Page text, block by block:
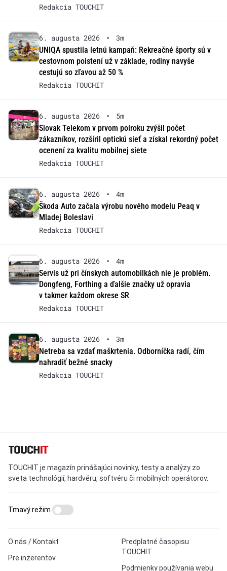
Redakcia TOUCHIT
6. augusta 2026 •
3m
UNIQA spustila letnú kampaň: Rekreačné športy sú v
cestovnom poistení už v základe, rodiny navyše
cestujú so zľavou až 50 %
Redakcia TOUCHIT
6. augusta 2026 •
5m
Slovak Telekom v prvom polroku zvýšil počet
zákazníkov, rozšíril optickú sieť a získal rekordný počet
ocenení za kvalitu mobilnej siete
Redakcia TOUCHIT
6. augusta 2026 •
4m
Škoda Auto začala výrobu nového modelu Peaq v
Mladej Boleslavi
Redakcia TOUCHIT
6. augusta 2026 •
4m
Servis už pri čínskych automobilkách nie je problém.
Dongfeng, Forthing a ďalšie značky už opravia
v takmer každom okrese SR
Redakcia TOUCHIT
6. augusta 2026 •
3m
Netreba sa vzdať maškrtenia. Odborníčka radí, čím
nahradiť bežné snacky
Redakcia TOUCHIT
TOUCHIT je magazín prinášajúci novinky, testy a analýzy zo
sveta technológií, hardvéru, softvéru či mobilných operátorov.
O nás / Kontakt
Pre inzerentov
Predplatné časopisu
TOUCHIT
Podmienky používania webu
Tmavý režim